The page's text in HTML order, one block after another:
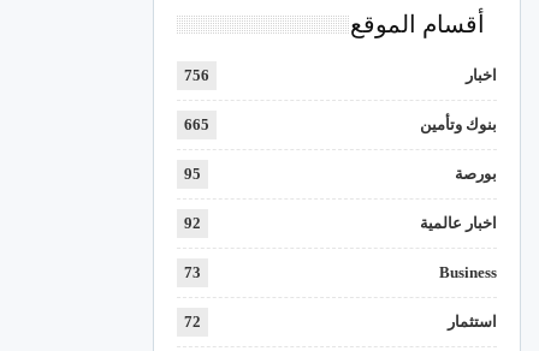
أقسام الموقع
اخبار 756
بنوك وتأمين 665
بورصة 95
اخبار عالمية 92
Business
73
استثمار 72